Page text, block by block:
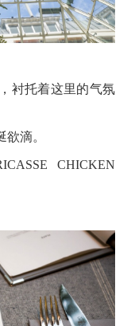
欲滴。